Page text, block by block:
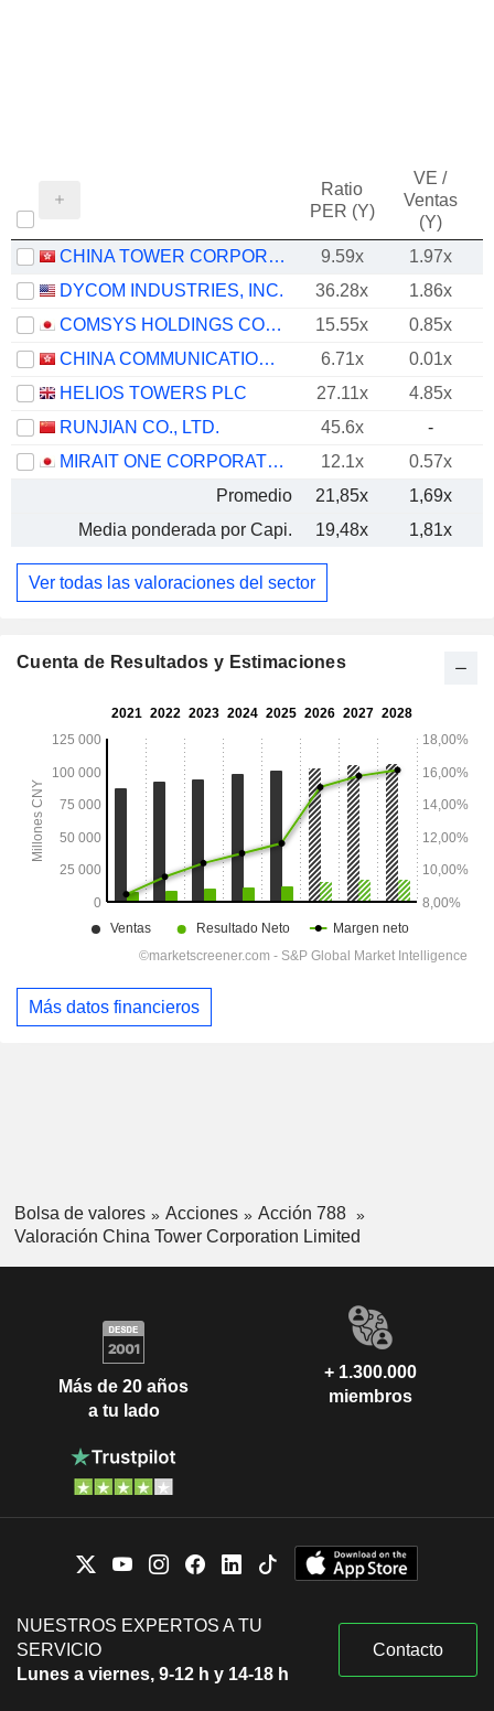
Ratio
PER (Y)
VE /
Ventas
(Y)
CHINA TOWER CORPORATION LIMITED 9.59x
1.97x
DYCOM INDUSTRIES, INC.
36.28x 1.86x
COMSYS HOLDINGS CORPORATION
15.55x
0.85x
CHINA COMMUNICATIONS SERVICES CORPORATION LIMITED
6.71x
0.01x
HELIOS TOWERS PLC
27.11x
4.85x
RUNJIAN CO., LTD.
45.6x
-
MIRAIT ONE CORPORATION
12.1x
0.57x
Promedio
21,85x
1,69x
Media ponderada por Capi.
19,48x 1,81x
Ver todas las valoraciones del sector
Cuenta de Resultados y Estimaciones
Más datos financieros
Bolsa de valores Acciones
Acción 788
Valoración China Tower Corporation Limited
Más de 20 años
a tu lado
+ 1.300.000
miembros
NUESTROS EXPERTOS A TU
SERVICIO
Lunes a viernes, 9-12 h y 14-18 h
Contacto